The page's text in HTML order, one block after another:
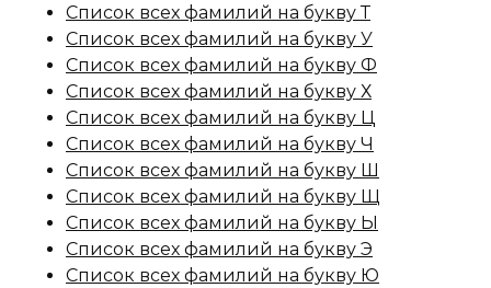
Список всех фамилий на букву Т
Список всех фамилий на букву У
Список всех фамилий на букву Ф
Список всех фамилий на букву Х
Список всех фамилий на букву Ц
Список всех фамилий на букву Ч
Список всех фамилий на букву Ш
Список всех фамилий на букву Щ
Список всех фамилий на букву Ы
Список всех фамилий на букву Э
Список всех фамилий на букву Ю